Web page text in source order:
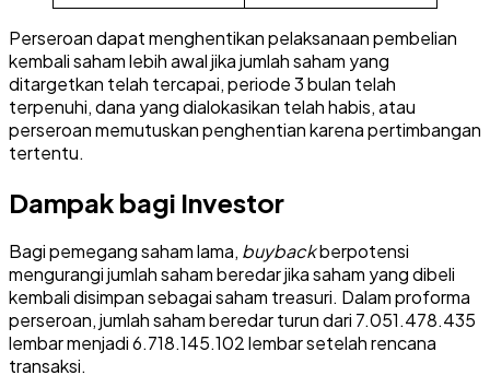
Perseroan dapat menghentikan pelaksanaan pembelian
kembali saham lebih awal jika jumlah saham yang
ditargetkan telah tercapai, periode 3 bulan telah
terpenuhi, dana yang dialokasikan telah habis, atau
perseroan memutuskan penghentian karena pertimbangan
tertentu.
Dampak bagi Investor
Bagi pemegang saham lama, buybackberpotensi
mengurangi jumlah saham beredar jika saham yang dibeli
kembali disimpan sebagai saham treasuri. Dalam proforma
perseroan, jumlah saham beredar turun dari 7.051.478.435
lembar menjadi 6.718.145.102 lembar setelah rencana
transaksi.